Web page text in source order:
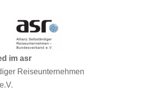
im asr
Reiseunternehmen